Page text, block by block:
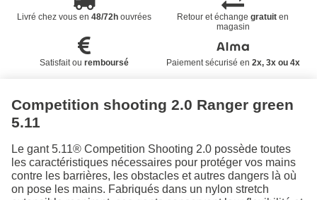
Livré chez vous en 48/72houvrées Retour et échangegratuit en
magasin
Satisfait ou remboursé Paiement sécurisé en 2x, 3x ou 4x
Competition shooting 2.0 Ranger green
5.11
Le gant 5.11® Competition Shooting 2.0 possède toutes
les caractéristiques nécessaires pour protéger vos mains
contre les barrières, les obstacles et autres dangers là où
on pose les mains. Fabriqués dans un nylon stretch